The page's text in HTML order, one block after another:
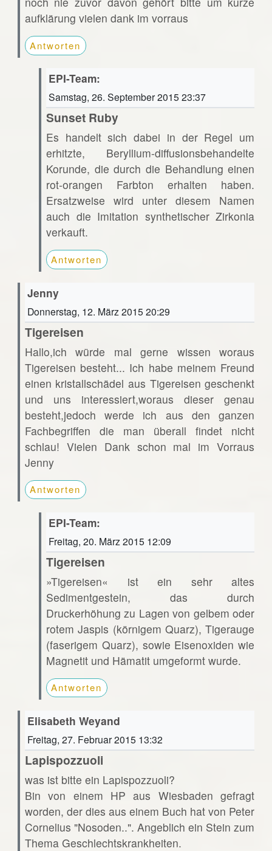
aufklärung vielen dank im vorraus
Antworten
EPI-Team:
Samstag, 26. September 2015 23:37
Sunset Ruby
Es handelt sich dabei in der Regel um
erhitzte, Beryllium-diffusionsbehandelte
Korunde, die durch die Behandlung einen
rot-orangen Farbton erhalten haben.
Ersatzweise wird unter diesem Namen
auch die Imitation synthetischer Zirkonia
verkauft.
Antworten
Jenny
Donnerstag, 12. März 2015 20:29
Tigereisen
Hallo,ich würde mal gerne wissen woraus
Tigereisen besteht... Ich habe meinem Freund
einen kristallschädel aus Tigereisen geschenkt
und uns interessiert,woraus dieser genau
besteht,jedoch werde ich aus den ganzen
Fachbegriffen die man überall findet nicht
schlau! Vielen Dank schon mal im Vorraus
Jenny
Antworten
EPI-Team:
Freitag, 20. März 2015 12:09
Tigereisen
»Tigereisen« ist ein sehr altes
Sedimentgestein, das durch
Druckerhöhung zu Lagen von gelbem oder
rotem Jaspis (körnigem Quarz), Tigerauge
(faserigem Quarz), sowie Eisenoxiden wie
Magnetit und Hämatit umgeformt wurde.
Antworten
Elisabeth Weyand
Freitag, 27. Februar 2015 13:32
Lapispozzuoli
was ist bitte ein Lapispozzuoli?
Bin von einem HP aus Wiesbaden gefragt
worden, der dies aus einem Buch hat von Peter
Cornelius "Nosoden..". Angeblich ein Stein zum
Thema Geschlechtskrankheiten.